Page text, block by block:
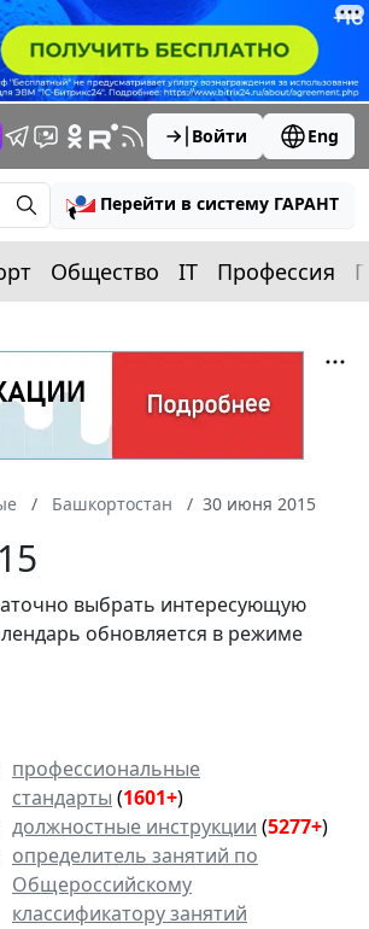
Войти Eng
Перейти в систему ГАРАНТ
Общество IT Профессия
Башкортостан 30 июня 2015
выбрать интересующую
обновляется в режиме
профессиональные
стандарты (1601+)
должностные инструкции (5277+)
определитель занятий по
Общероссийскому
классификатору занятий